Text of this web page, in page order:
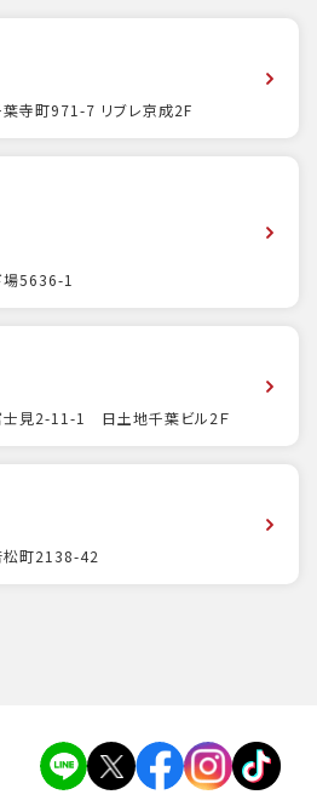
寺町971-7 リブレ京成2F
場5636-1
見2-11-1 日土地千葉ビル2Ｆ
松町2138-42